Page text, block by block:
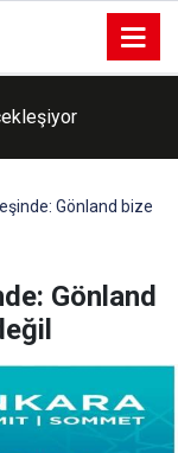
Gönland bize
Gönland